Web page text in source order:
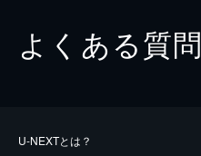
よくある質問
U-NEXTとは？